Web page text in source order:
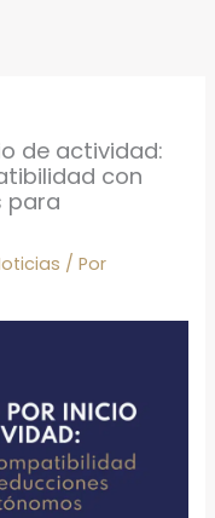
de actividad:
con
para
/ Por